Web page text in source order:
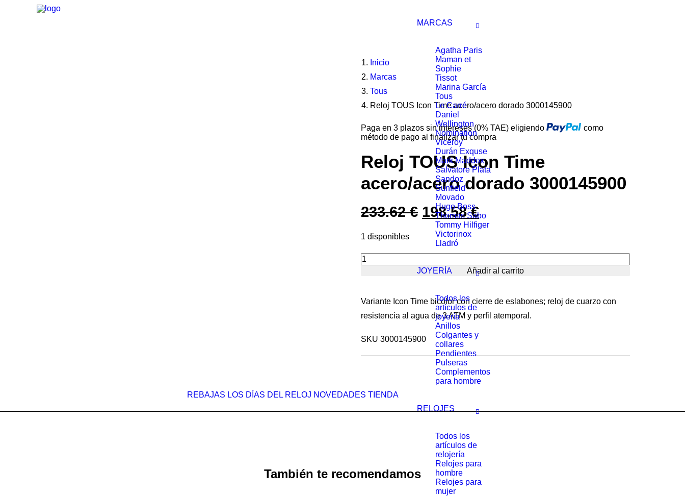
REBAJAS LOS DÍAS DEL RELOJ NOVEDADES TIENDA
MARCAS
Agatha Paris
Maman et
Sophie
Tissot
Marina García
Tous
Le Carré
Daniel
Wellington
Nomination
Viceroy
Durán Exquse
Mark Maddox
Salvatore Plata
Sandoz
Sunfield
Movado
Hugo Boss
Thomas Sabo
Tommy Hilfiger
Victorinox
Lladró
JOYERÍA
Todos los
artículos de
joyería
Anillos
Colgantes y
collares
Pendientes
Pulseras
Complementos
para hombre
RELOJES
Todos los
artículos de
relojería
Relojes para
hombre
Relojes para
mujer
Inicio
Marcas
Tous
Reloj TOUS Icon Time acero/acero dorado 3000145900
Paga en 3 plazos sin intereses (0% TAE) eligiendo
como
método de pago al finalizar tu compra
Reloj TOUS Icon Time
acero/acero dorado 3000145900
233.62€ El
precio
original
era:
233.62 €.
198.58€El
precio
es:
1 disponibles
Icon
Time
dorado
3000145900
Añadir al carrito
Variante Icon Time bicolor con cierre de eslabones; reloj de cuarzo con
resistencia al agua de 3 ATM y perfil atemporal.
SKU 3000145900
También te recomendamos